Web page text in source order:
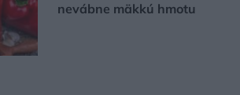
nevábne mäkkú hmotu